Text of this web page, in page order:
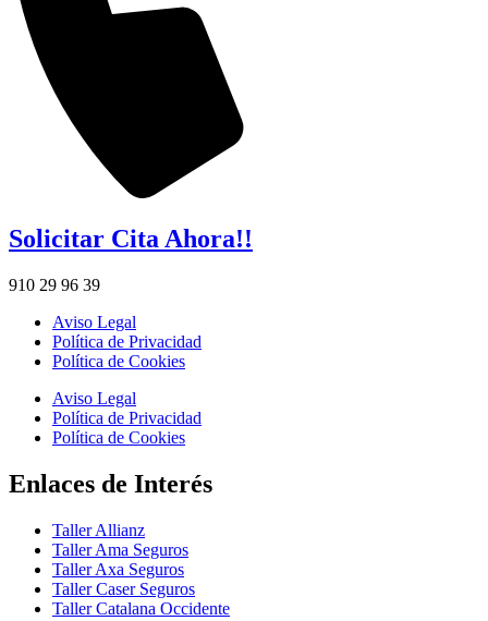
Solicitar Cita Ahora!!
910 29 96 39
Aviso Legal
Política de Privacidad
Política de Cookies
Aviso Legal
Política de Privacidad
Política de Cookies
Enlaces de Interés
Taller Allianz
Taller Ama Seguros
Taller Axa Seguros
Taller Caser Seguros
Taller Catalana Occidente